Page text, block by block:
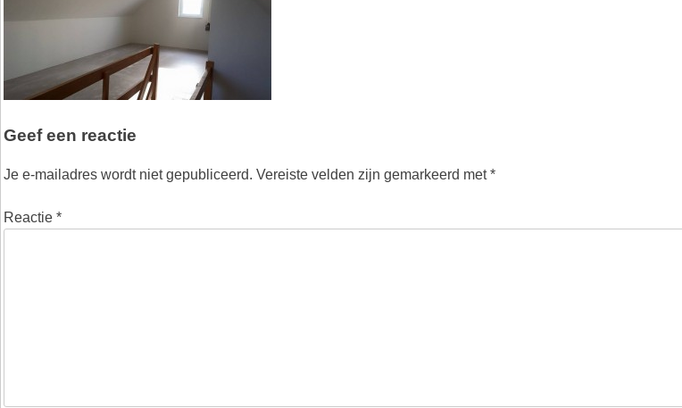
Geef een reactie
Je e-mailadres wordt niet gepubliceerd. Vereiste velden zijn gemarkeerd met*
Reactie *